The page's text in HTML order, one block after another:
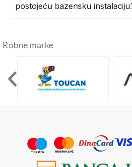
postojeću bazensku
Robne marke